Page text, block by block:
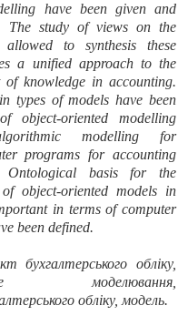
have been given and
The study of views on the
to synthesis these
a unified approach to the
knowledge in accounting.
types of models have been
object-oriented modelling
modelling for
programs for accounting
Ontological basis for the
object-oriented models in
in terms of computer
been defined.
бухгалтерського обліку,
моделювання,
обліку, модель.